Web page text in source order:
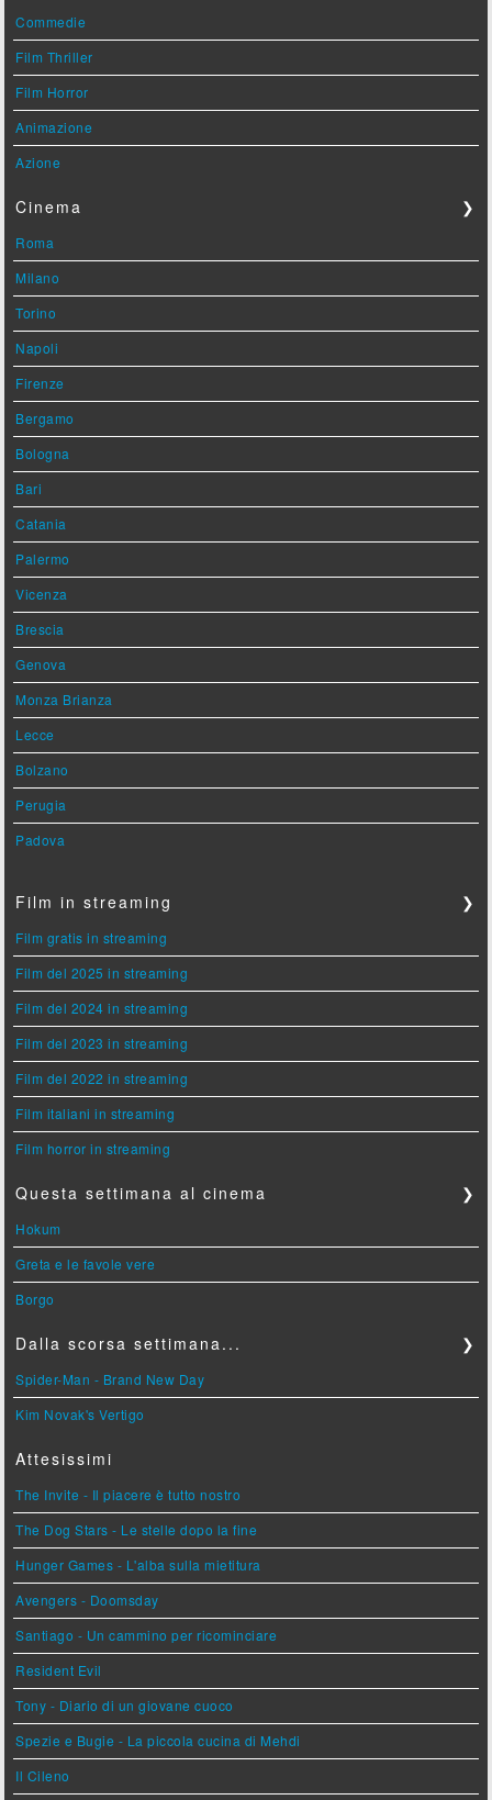
Commedie
Film Thriller
Film Horror
Animazione
Azione
Cinema ❯
Roma
Milano
Torino
Napoli
Firenze
Bergamo
Bologna
Bari
Catania
Palermo
Vicenza
Brescia
Genova
Monza Brianza
Lecce
Bolzano
Perugia
Padova
Film in streaming ❯
Film gratis in streaming
Film del 2025 in streaming
Film del 2024 in streaming
Film del 2023 in streaming
Film del 2022 in streaming
Film italiani in streaming
Film horror in streaming
Questa settimana al cinema ❯
Hokum
Greta e le favole vere
Borgo
Dalla scorsa settimana... ❯
Spider-Man - Brand New Day
Kim Novak's Vertigo
Attesissimi
The Invite - Il piacere è tutto nostro
The Dog Stars - Le stelle dopo la fine
Hunger Games - L'alba sulla mietitura
Avengers - Doomsday
Santiago - Un cammino per ricominciare
Resident Evil
Tony - Diario di un giovane cuoco
Spezie e Bugie - La piccola cucina di Mehdi
Il Cileno